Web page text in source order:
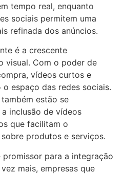
tempo real, enquanto
sociais permitem uma
refinada dos anúncios.
é a crescente
visual. Com o poder de
vídeos curtos e
espaço das redes sociais.
estão se
inclusão de vídeos
que facilitam o
produtos e serviços.
para a integração
mais, empresas que